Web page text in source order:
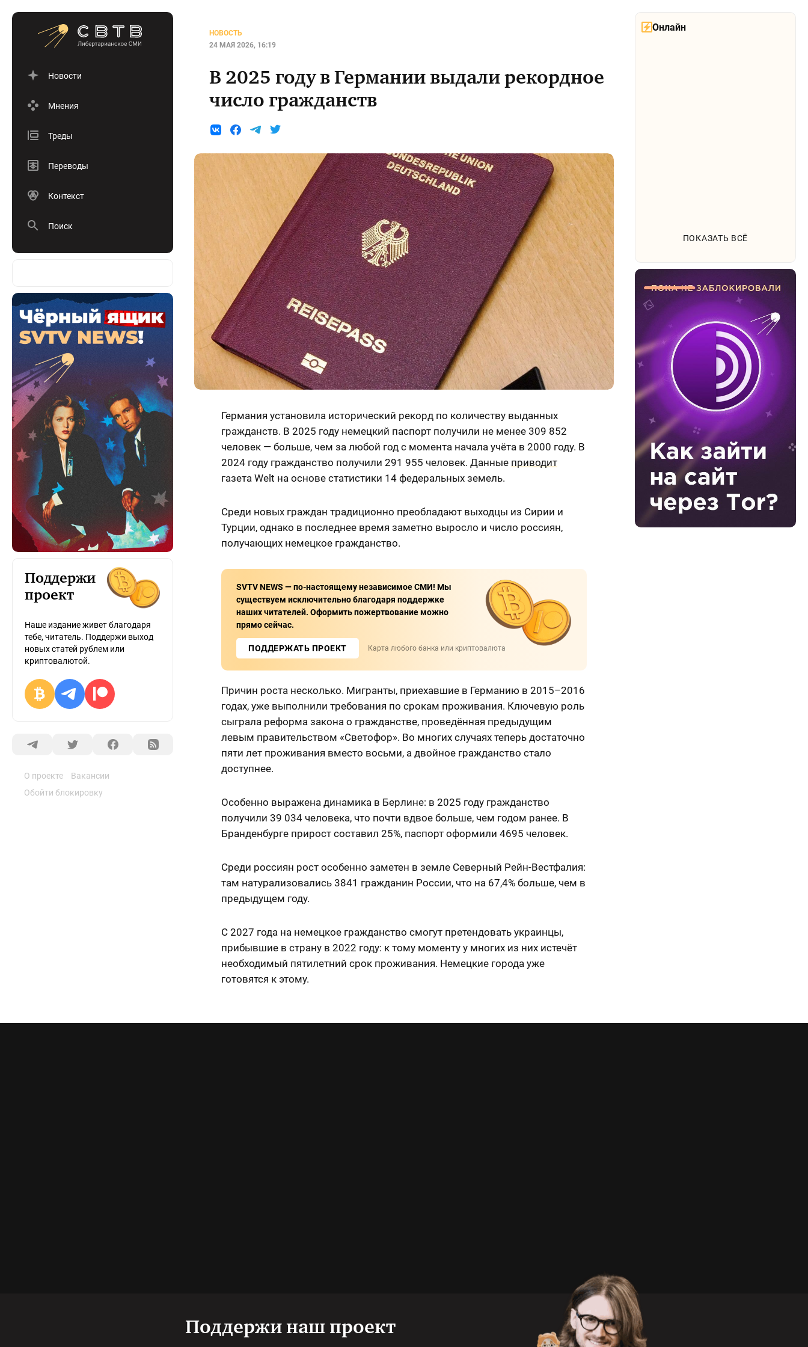
Новости
Мнения
Треды
Переводы
Контекст
Поиск
Поддержи
проект
Наше издание живет благодаря
тебе, читатель. Поддержи выход
новых статей рублем или
криптовалютой.
О проекте
Вакансии
Обойти блокировку
Онлайн
ПОКАЗАТЬ ВСЁ
НОВОСТЬ
24 МАЯ 2026, 16:19
В 2025 году в Германии выдали рекордное
число гражданств
Германия установила исторический рекорд по количеству выданных
гражданств. В 2025 году немецкий паспорт получили не менее 309 852
человек — больше, чем за любой год с момента начала учёта в 2000 году. В
2024 году гражданство получили 291 955 человек. Данные приводит
газета Welt на основе статистики 14 федеральных земель.
Среди новых граждан традиционно преобладают выходцы из Сирии и
Турции, однако в последнее время заметно выросло и число россиян,
получающих немецкое гражданство.
SVTV NEWS — по-настоящему независимое СМИ! Мы
существуем исключительно благодаря поддержке
наших читателей. Оформить пожертвование можно
прямо сейчас.
ПОДДЕРЖАТЬ ПРОЕКТ Карта любого банка или криптовалюта
Причин роста несколько. Мигранты, приехавшие в Германию в 2015–2016
годах, уже выполнили требования по срокам проживания. Ключевую роль
сыграла реформа закона о гражданстве, проведённая предыдущим
левым правительством «Светофор». Во многих случаях теперь достаточно
пяти лет проживания вместо восьми, а двойное гражданство стало
доступнее.
Особенно выражена динамика в Берлине: в 2025 году гражданство
получили 39 034 человека, что почти вдвое больше, чем годом ранее. В
Бранденбурге прирост составил 25%, паспорт оформили 4695 человек.
Среди россиян рост особенно заметен в земле Северный Рейн-Вестфалия:
там натурализовались 3841 гражданин России, что на 67,4% больше, чем в
предыдущем году.
С 2027 года на немецкое гражданство смогут претендовать украинцы,
прибывшие в страну в 2022 году: к тому моменту у многих из них истечёт
необходимый пятилетний срок проживания. Немецкие города уже
готовятся к этому.
Поддержи наш проект